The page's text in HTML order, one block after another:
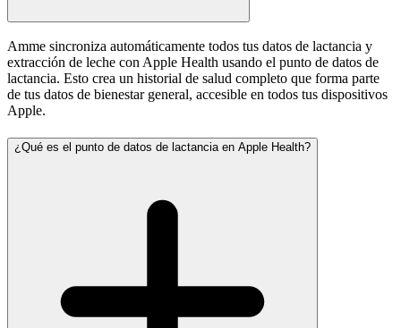
Amme sincroniza automáticamente todos tus datos de lactancia y
extracción de leche con Apple Health usando el punto de datos de
lactancia. Esto crea un historial de salud completo que forma parte
de tus datos de bienestar general, accesible en todos tus dispositivos
Apple.
¿Qué es el punto de datos de lactancia en Apple Health?